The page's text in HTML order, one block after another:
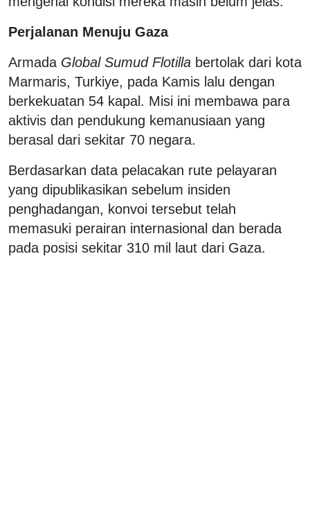
Perjalanan Menuju Gaza
Armada Global Sumud Flotilla bertolak dari kota
Marmaris, Turkiye, pada Kamis lalu dengan
berkekuatan 54 kapal. Misi ini membawa para
aktivis dan pendukung kemanusiaan yang
berasal dari sekitar 70 negara.
Berdasarkan data pelacakan rute pelayaran
yang dipublikasikan sebelum insiden
penghadangan, konvoi tersebut telah
memasuki perairan internasional dan berada
pada posisi sekitar 310 mil laut dari Gaza.